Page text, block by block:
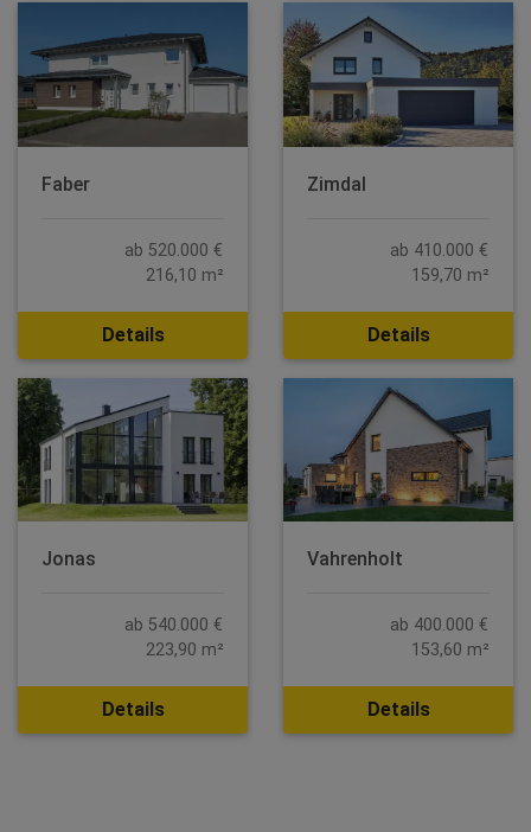
Faber
ab 520.000 €
216,10 m²
Details
Zimdal
ab 410.000 €
159,70 m²
Details
Jonas
ab 540.000 €
223,90 m²
Details
Vahrenholt
ab 400.000 €
153,60 m²
Details